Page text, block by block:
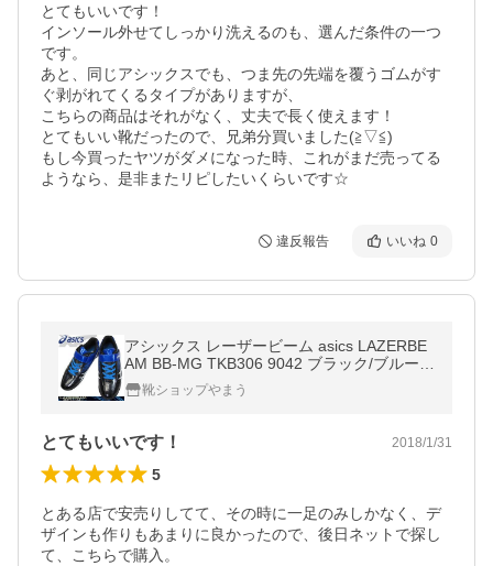
とてもいいです！
インソール外せてしっかり洗えるのも、選んだ条件の一つ
です。
あと、同じアシックスでも、つま先の先端を覆うゴムがす
ぐ剥がれてくるタイプがありますが、
こちらの商品はそれがなく、丈夫で長く使えます！
とてもいい靴だったので、兄弟分買いました(≧▽≦)
もし今買ったヤツがダメになった時、これがまだ売ってる
ようなら、是非またリピしたいくらいです☆
違反報告 いいね 0
アシックス レーザービーム asics LAZERBE
AM BB-MG TKB306 9042 ブラック/ブルー
ジュニア スニーカー トレーニングシューズ
マルチパーパスモデル TKB-305
靴ショップやまう
とてもいいです！ 2018/1/31
5
とある店で安売りしてて、その時に一足のみしかなく、デ
ザインも作りもあまりに良かったので、後日ネットで探し
て、こちらで購入。